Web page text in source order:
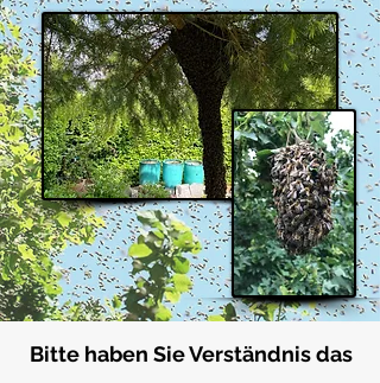
Bitte haben Sie Verständnis das